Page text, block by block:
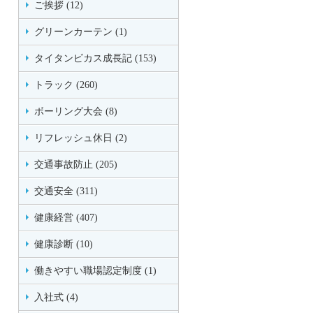
ご挨拶 (12)
グリーンカーテン (1)
タイタンビカス成長記 (153)
トラック (260)
ボーリング大会 (8)
リフレッシュ休日 (2)
交通事故防止 (205)
交通安全 (311)
健康経営 (407)
健康診断 (10)
働きやすい職場認定制度 (1)
入社式 (4)